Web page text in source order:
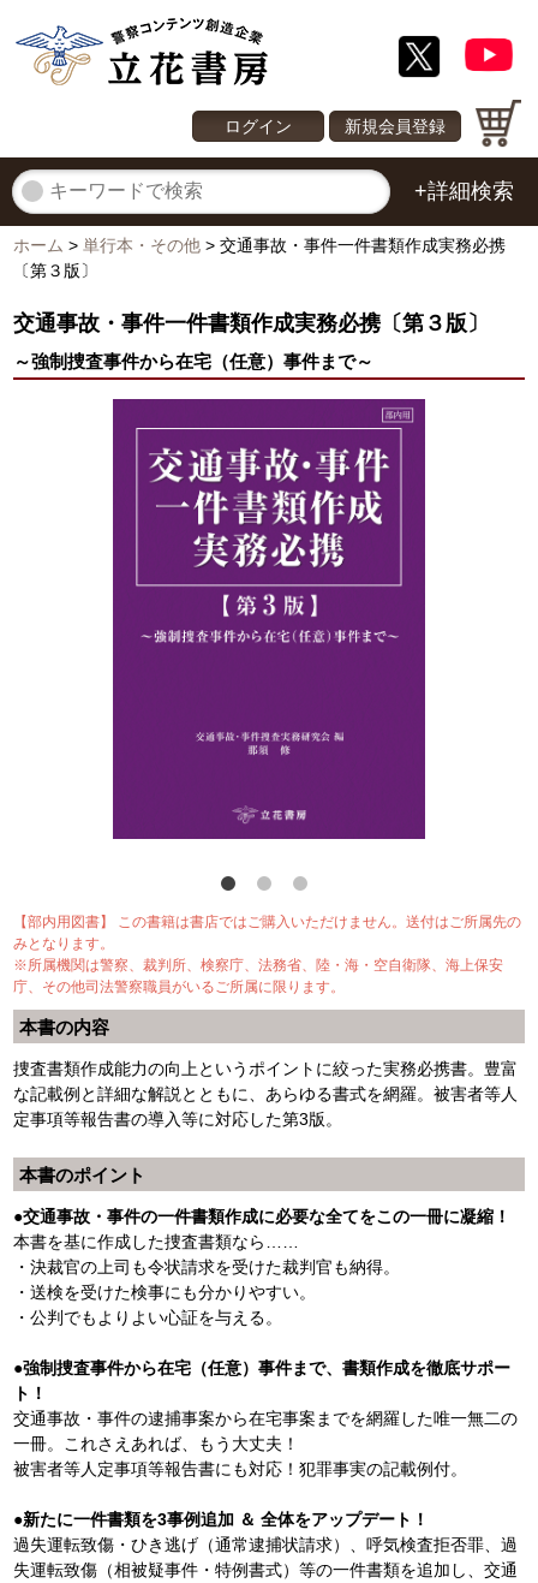
ログイン 新規会員登録
+詳細検索
ホーム > 単行本・その他 > 交通事故・事件一件書類作成実務必携
〔第３版〕
交通事故・事件一件書類作成実務必携〔第３版〕
～強制捜査事件から在宅（任意）事件まで～
【部内用図書】 この書籍は書店ではご購入いただけません。送付はご所属先の
みとなります。
※所属機関は警察、裁判所、検察庁、法務省、陸・海・空自衛隊、海上保安
庁、その他司法警察職員がいるご所属に限ります。
本書の内容
捜査書類作成能力の向上というポイントに絞った実務必携書。豊富
な記載例と詳細な解説とともに、あらゆる書式を網羅。被害者等人
定事項等報告書の導入等に対応した第3版。
本書のポイント
●交通事故・事件の一件書類作成に必要な全てをこの一冊に凝縮！
本書を基に作成した捜査書類なら……
・決裁官の上司も令状請求を受けた裁判官も納得。
・送検を受けた検事にも分かりやすい。
・公判でもよりよい心証を与える。
●強制捜査事件から在宅（任意）事件まで、書類作成を徹底サポー
ト！
交通事故・事件の逮捕事案から在宅事案までを網羅した唯一無二の
一冊。これさえあれば、もう大丈夫！
被害者等人定事項等報告書にも対応！犯罪事実の記載例付。
●新たに一件書類を3事例追加 ＆ 全体をアップデート！
過失運転致傷・ひき逃げ（通常逮捕状請求）、呼気検査拒否罪、過
失運転致傷（相被疑事件・特例書式）等の一件書類を追加し、交通